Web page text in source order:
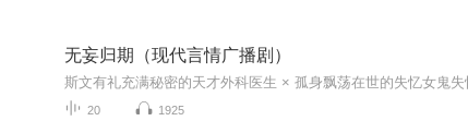
无妄归期（现代言情广播剧）
20 1925